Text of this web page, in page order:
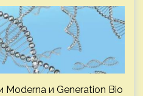
Moderna и Generation Bio